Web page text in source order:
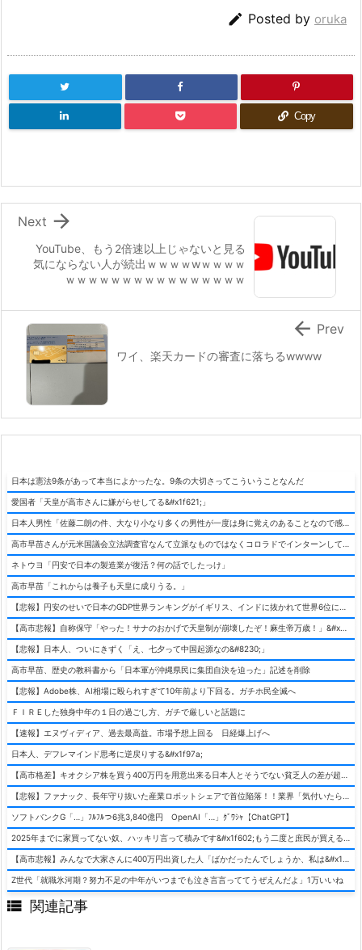
 Posted by oruka
Copy
YouTube、もう2倍速以上じゃないと見る
気にならない人が続出ｗｗｗｗwｗｗｗｗ
ｗｗｗｗｗｗｗｗｗｗｗｗｗｗｗｗ

Next
ワイ、楽天カードの審査に落ちるwwww
 Prev
日本は憲法9条があって本当によかったな。9条の大切さってこういうことなんだ
愛国者「天皇が高市さんに嫌がらせしてる&#x1f621;」
日本人男性「佐藤二朗の件、大なり小なり多くの男性が一度は身に覚えのあることなので感情論込みで決死擁護したくなる」
高市早苗さんが元米国議会立法調査官なんて立派なものではなくコロラドでインターンしてただけではないかという疑惑、徐々にバレ始める
ネトウヨ「円安で日本の製造業が復活？何の話でしたっけ」
高市早苗「これからは養子も天皇に成りうる。」
【悲報】円安のせいで日本のGDP世界ランキングがイギリス、インドに抜かれて世界6位に落ちてしまうwwwwwwwwwwww
【高市悲報】自称保守「やった！サナのおかげで天皇制が崩壊したぞ！麻生帝万歳！」&#x2b05;なにこれ
【悲報】日本人、ついにきずく「え、七夕って中国起源なの&#8230;」
高市早苗、歴史の教科書から「日本軍が沖縄県民に集団自決を迫った」記述を削除
【悲報】Adobe株、AI相場に殴られすぎて10年前より下回る。ガチホ民全滅へ
ＦＩＲＥした独身中年の１日の過ごし方、ガチで厳しいと話題に
【速報】エヌヴィディア、過去最高益。市場予想上回る 日経爆上げへ
日本人、デフレマインド思考に逆戻りする&#x1f97a;
【高市格差】キオクシア株を買う400万円を用意出来る日本人とそうでない貧乏人の差が超広まるって事よ
【悲報】ファナック、長年守り抜いた産業ロボットシェアで首位陥落！！業界「気付いたら一気に抜かれていた…」
ソフトバンクG「…」ﾌﾙﾌﾙつ6兆3,840億円 OpenAI「…」ｸﾞﾜｼｬ【ChatGPT】
2025年までに家買ってない奴、ハッキリ言って積みです&#x1f602;もう二度と庶民が買える値段になりません&#x1f602;&#x1f602;&#x1f602;
【高市悲報】みんなで大家さんに400万円出資した人「ばかだったんでしょうか、私は&#x1f622;」
Z世代「就職氷河期？努力不足の中年がいつまでも泣き言言っててうぜえんだよ」1万いいね
 関連記事